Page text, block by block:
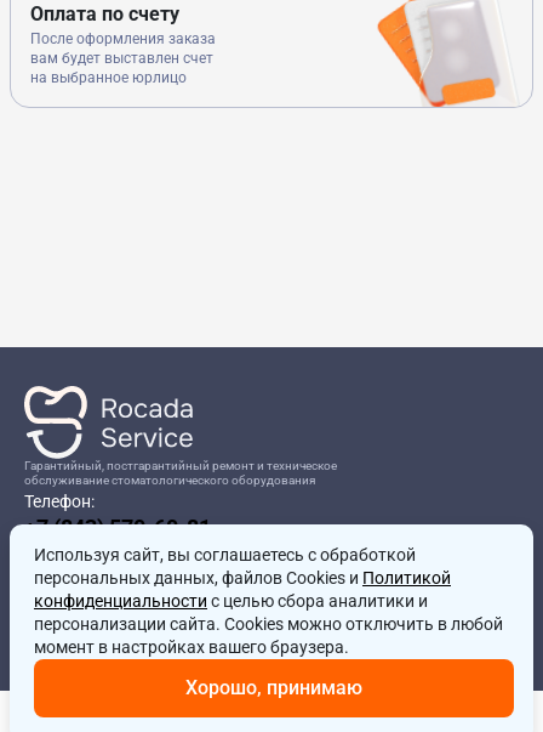
Оплата по счету
После оформления заказа
вам будет выставлен счет
на выбранное юрлицо
Гарантийный, постгарантийный ремонт и техническое
обслуживание стоматологического оборудования
Телефон:
+7 (843) 570-60-81
Режим работы:8:00-17:00
Адрес:
г.Казань, ул.Проспект Победы, д.204в
Почта:
service@rocadamed.ru
Другие проекты
Используя сайт, вы соглашаетесь с обработкой
персональных данных, файлов Cookies и Политикой
конфиденциальности с целью сбора аналитики и
персонализации сайта. Cookies можно отключить в любой
момент в настройках вашего браузера.
Хорошо, принимаю